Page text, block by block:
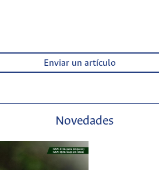
Enviar un artículo
Novedades